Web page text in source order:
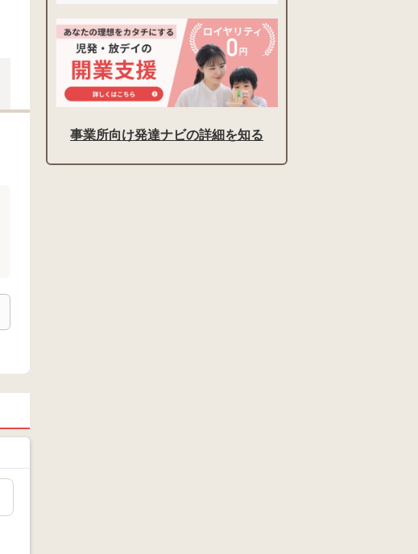
事業所向け発達ナビの詳細を知る